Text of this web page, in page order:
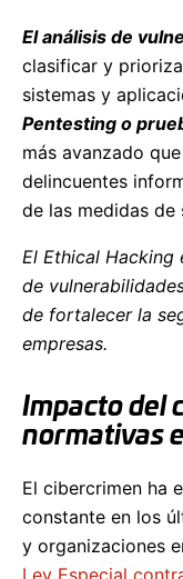
El análisis de
clasificar y
sistemas y
Pentesting o
más avanzado
delincuentes
de las medidas de
El Ethical Hacking
de
de fortalecer la
empresas.
Impacto del
normativas
El cibercrimen ha
constante en los
y organizaciones
Ley Especial